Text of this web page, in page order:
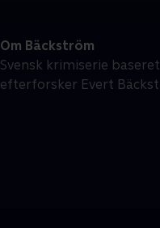
Om Bäckström
Svensk krimiserie
efterforsker Evert